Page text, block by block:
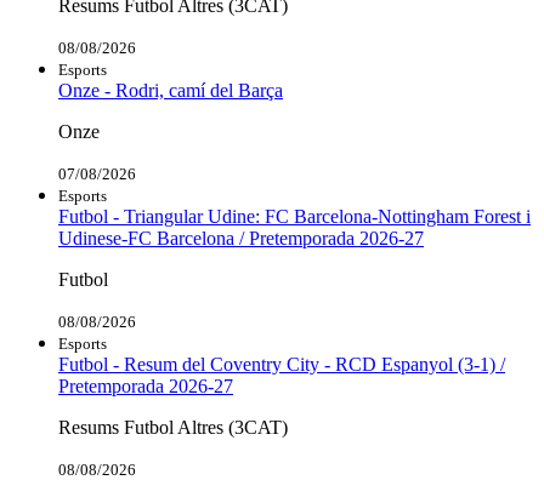
Resums Futbol Altres (3CAT)
08/08/2026
Esports
Onze - Rodri, camí del Barça
Onze
07/08/2026
Esports
Futbol - Triangular Udine: FC Barcelona-Nottingham Forest i
Udinese-FC Barcelona / Pretemporada 2026-27
Futbol
08/08/2026
Esports
Futbol - Resum del Coventry City - RCD Espanyol (3-1) /
Pretemporada 2026-27
Resums Futbol Altres (3CAT)
08/08/2026